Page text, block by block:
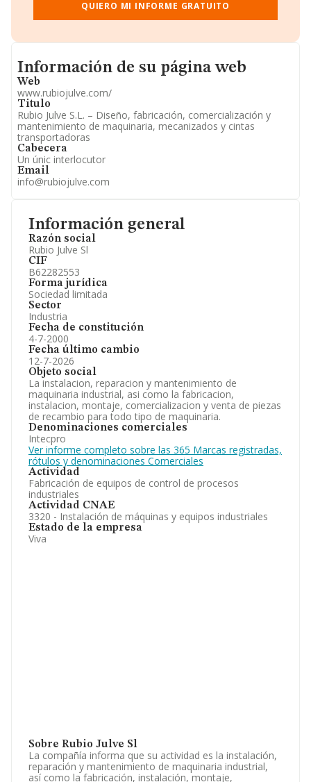
Información general
Razón social
Rubio Julve Sl
CIF
B62282553
Forma jurídica
Sociedad limitada
Sector
Industria
Fecha de constitución
4-7-2000
Fecha último cambio
12-7-2026
Objeto social
La instalacion, reparacion y mantenimiento de
maquinaria industrial, asi como la fabricacion,
instalacion, montaje, comercializacion y venta de piezas
de recambio para todo tipo de maquinaria.
Denominaciones comerciales
Intecpro
Ver informe completo sobre las 365 Marcas registradas,
rótulos y denominaciones Comerciales
Actividad
Fabricación de equipos de control de procesos
industriales
Actividad CNAE
3320 - Instalación de máquinas y equipos industriales
Estado de la empresa
Viva
Sobre Rubio Julve Sl
La compañía informa que su actividad es la instalación,
reparación y mantenimiento de maquinaria industrial,
así como la fabricación, instalación, montaje,
Accionistas.
Participaciones y Vinculaciones en otras empresas.
Información oficial y registral complementaria.
QUIERO MI INFORME GRATUITO
Informacion de su página web
Información de su página web
Web
www.rubiojulve.com/
Titulo
Rubio Julve S.L. – Diseño, fabricación, comercialización y
mantenimiento de maquinaria, mecanizados y cintas
transportadoras
Cabecera
Un únic interlocutor
Email
info@rubiojulve.com